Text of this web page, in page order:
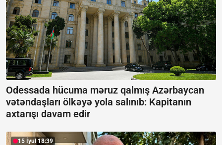
Odessada hücuma məruz qalmış Azərbaycan
vətəndaşları ölkəyə yola salınıb: Kapitanın
axtarışı davam edir
15 İyul 18:39